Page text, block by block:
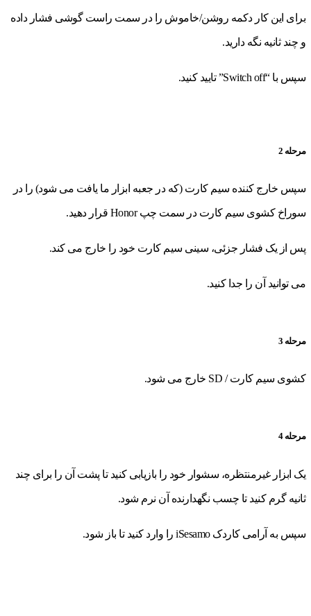
برای این کار دکمه روشن/خاموش را در سمت راست گوشی فشار داده
و چند ثانیه نگه دارید.
سپس با “Switch off” تایید کنید.
مرحله 2
سپس خارج کننده سیم کارت (که در جعبه ابزار ما یافت می شود) را در
سوراخ کشوی سیم کارت در سمت چپ Honor قرار دهید.
پس از یک فشار جزئی، سینی سیم کارت خود را خارج می کند.
می توانید آن را جدا کنید.
مرحله 3
کشوی سیم کارت / SD خارج می شود.
مرحله 4
یک ابزار غیرمنتظره، سشوار خود را بازیابی کنید تا پشت آن را برای چند
ثانیه گرم کنید تا چسب نگهدارنده آن نرم شود.
سپس به آرامی کاردک iSesamo را وارد کنید تا باز شود.